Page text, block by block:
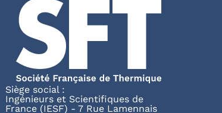
Siège social :
Ingénieurs et Scientifiques de
France (IESF) - 7 Rue Lamennais